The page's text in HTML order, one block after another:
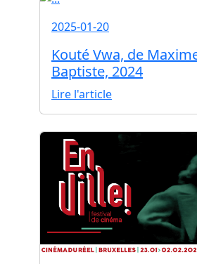
2025-01-20
Kouté Vwa, de
Baptiste, 2024
Lire l'article